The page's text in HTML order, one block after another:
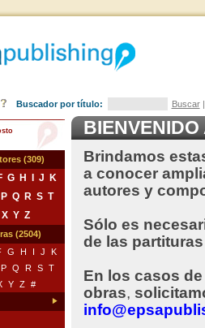
Buscador por título: Buscar
(309)
G H J
K
P Q R S T
X Y Z
(2504)
G H I J
K
P Q R S T
Y Z #
Brindamos
a conocer
autores y
Sólo es
de las
En los casos
obras,